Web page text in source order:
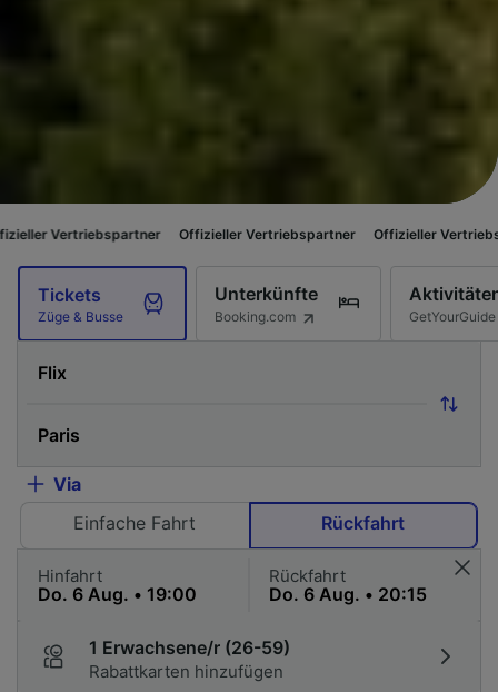
Offizieller Vertriebspartner Offizieller Vertriebspartner
Tickets
Züge & Busse
Unterkünfte
Booking.com GetYourGuide
Via
Einfache Fahrt
Rückfahrt
Hinfahrt Rückfahrt
1 Erwachsene/r (26-59)
Rabattkarten hinzufügen